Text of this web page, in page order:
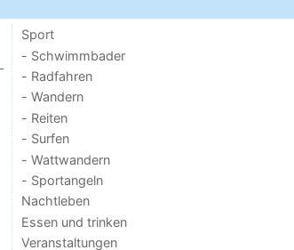
Sport
- Schwimmbader
- Radfahren
- Wandern
- Reiten
- Surfen
- Wattwandern
- Sportangeln
Nachtleben
Essen und trinken
Veranstaltungen